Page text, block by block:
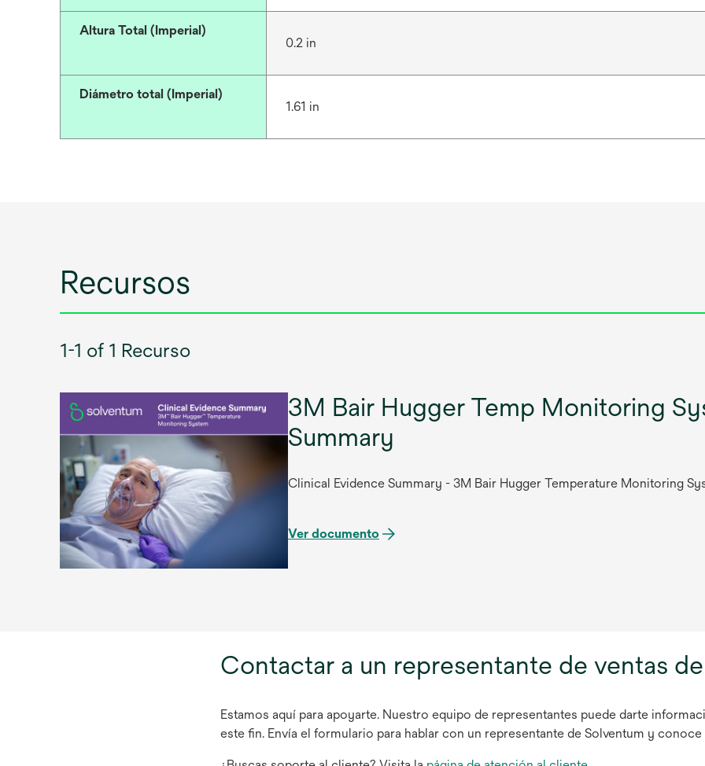
Altura Total (Imperial)
0.2 in
Diámetro total (Imperial)
1.61 in
Recursos
1-1 of 1 Recurso
3M Bair Hugger Temp Monitoring
Summary
Clinical Evidence Summary - 3M Bair Hugger Temperature Monitoring
Ver documento
Contactar a un representante de ventas
Estamos aquí para apoyarte. Nuestro equipo de representantes puede darte
este fin. Envía el formulario para hablar con un representante de Solventum y conoce